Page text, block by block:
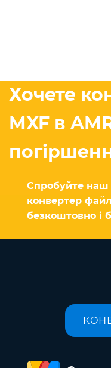
Хочете
MXF в
Спробуйте наш
конвертер
безкоштовно і